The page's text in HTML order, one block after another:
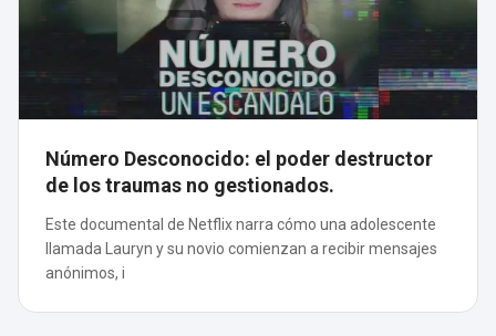
Número Desconocido: el poder destructor
de los traumas no gestionados.
Este documental de Netflix narra cómo una adolescente
llamada Lauryn y su novio comienzan a recibir mensajes
anónimos, i